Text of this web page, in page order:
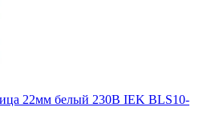
22мм белый 230В IEK BLS10-